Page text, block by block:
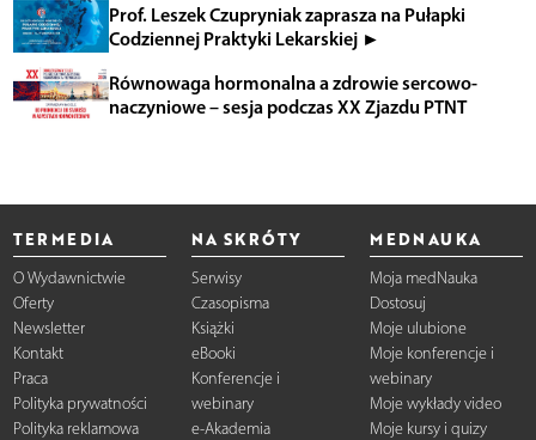
Prof. Leszek Czupryniak zaprasza na Pułapki
Codziennej Praktyki Lekarskiej ►
Równowaga hormonalna a zdrowie sercowo-
naczyniowe – sesja podczas XX Zjazdu PTNT
TERMEDIA
O Wydawnictwie
Oferty
Newsletter
Kontakt
Praca
Polityka prywatności
Polityka reklamowa
NA SKRÓTY
Serwisy
Czasopisma
Książki
eBooki
Konferencje i
webinary
e-Akademia
MEDNAUKA
Moja medNauka
Dostosuj
Moje ulubione
Moje konferencje i
webinary
Moje wykłady video
Moje kursy i quizy